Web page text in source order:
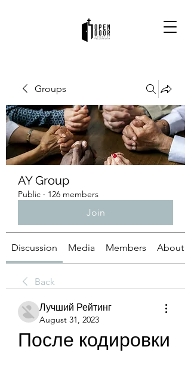
Groups
AY Group
Public · 126 members
Join
Discussion Media Members About
Back
Лучший Рейтинг
August 31, 2023
После кодировки